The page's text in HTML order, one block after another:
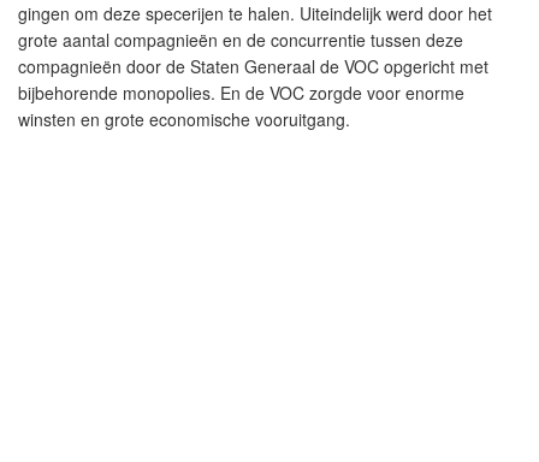
gingen om deze specerijen te halen. Uiteindelijk werd door het
grote aantal compagnieën en de concurrentie tussen deze
compagnieën door de Staten Generaal de VOC opgericht met
bijbehorende monopolies. En de VOC zorgde voor enorme
winsten en grote economische vooruitgang.